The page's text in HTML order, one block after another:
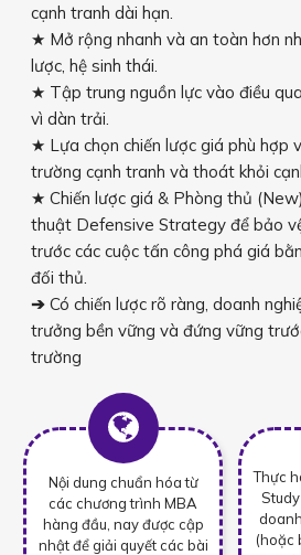
Thực
(hoặc
Nội dung chuẩn hóa từ
các chương trình MBA
hàng đầu, nay được cập
nhật để giải quyết các bài
cạnh tranh dài hạn.
★ Mở rộng nhanh và an toàn hơn
lược, hệ sinh thái.
★ Tập trung nguồn lực vào điều
vì dàn trải.
★ Lựa chọn chiến lược giá phù hợp
trường cạnh tranh và thoát khỏi
★ Chiến lược giá & Phòng thủ
thuật Defensive Strategy để bảo
trước các cuộc tấn công phá giá
đối thủ.
➔ Có chiến lược rõ ràng, doanh
trưởng bền vững và đứng vững
trường